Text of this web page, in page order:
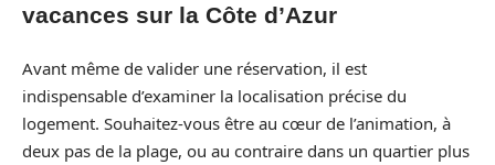
vacances sur la Côte d’Azur
Avant même de valider une réservation, il est
indispensable d’examiner la localisation précise du
logement. Souhaitez-vous être au cœur de l’animation, à
deux pas de la plage, ou au contraire dans un quartier plus